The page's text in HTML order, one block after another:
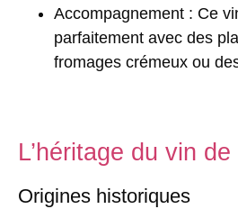
Accompagnement : Ce
parfaitement avec des
fromages crémeux ou
L’héritage du vin
Origines historiques